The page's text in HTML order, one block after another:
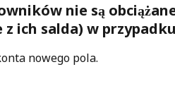
nie są
ich salda) w
nowego pola.